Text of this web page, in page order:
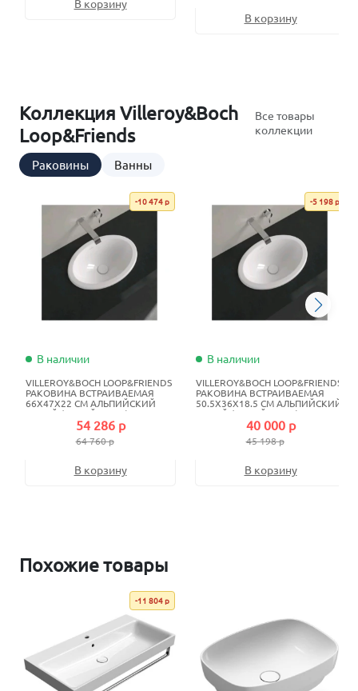
В корзину
В корзину
Коллекция Villeroy&Boch
Loop&Friends
Все товары
коллекции
Раковины Ванны
-10 474 р
В наличии
VILLEROY&BOCH LOOP&FRIENDS
РАКОВИНА ВСТРАИВАЕМАЯ
66X47X22 СМ АЛЬПИЙСКИЙ
БЕЛЫЙ (БЕЛЫЙ ALPIN)
54 286 р
64 760 р
В корзину
-5 198 р
В наличии
VILLEROY&BOCH LOOP&FRIENDS
РАКОВИНА ВСТРАИВАЕМАЯ
50.5X36X18.5 СМ АЛЬПИЙСКИЙ
БЕЛЫЙ (БЕЛЫЙ ALPIN)
40 000 р
45 198 р
В корзину
Похожие товары
-11 804 р